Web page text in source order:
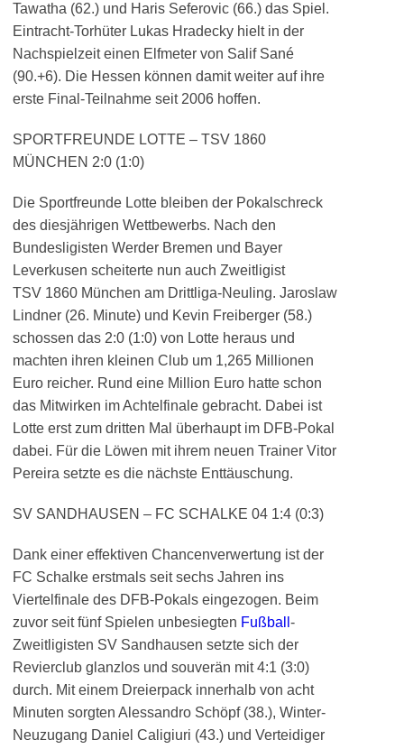
Tawatha (62.) und Haris Seferovic (66.) das Spiel.
Eintracht-Torhüter Lukas Hradecky hielt in der
Nachspielzeit einen Elfmeter von Salif Sané
(90.+6). Die Hessen können damit weiter auf ihre
erste Final-Teilnahme seit 2006 hoffen.
SPORTFREUNDE LOTTE – TSV 1860
MÜNCHEN 2:0 (1:0)
Die Sportfreunde Lotte bleiben der Pokalschreck
des diesjährigen Wettbewerbs. Nach den
Bundesligisten Werder Bremen und Bayer
Leverkusen scheiterte nun auch Zweitligist
TSV 1860 München am Drittliga-Neuling. Jaroslaw
Lindner (26. Minute) und Kevin Freiberger (58.)
schossen das 2:0 (1:0) von Lotte heraus und
machten ihren kleinen Club um 1,265 Millionen
Euro reicher. Rund eine Million Euro hatte schon
das Mitwirken im Achtelfinale gebracht. Dabei ist
Lotte erst zum dritten Mal überhaupt im DFB-Pokal
dabei. Für die Löwen mit ihrem neuen Trainer Vitor
Pereira setzte es die nächste Enttäuschung.
SV SANDHAUSEN – FC SCHALKE 04 1:4 (0:3)
Dank einer effektiven Chancenverwertung ist der
FC Schalke erstmals seit sechs Jahren ins
Viertelfinale des DFB-Pokals eingezogen. Beim
zuvor seit fünf Spielen unbesiegten Fußball -
Zweitligisten SV Sandhausen setzte sich der
Revierclub glanzlos und souverän mit 4:1 (3:0)
durch. Mit einem Dreierpack innerhalb von acht
Minuten sorgten Alessandro Schöpf (38.), Winter-
Neuzugang Daniel Caligiuri (43.) und Verteidiger